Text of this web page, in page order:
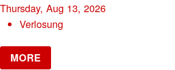
Thursday, Aug 13, 2026
Verlosung
MORE